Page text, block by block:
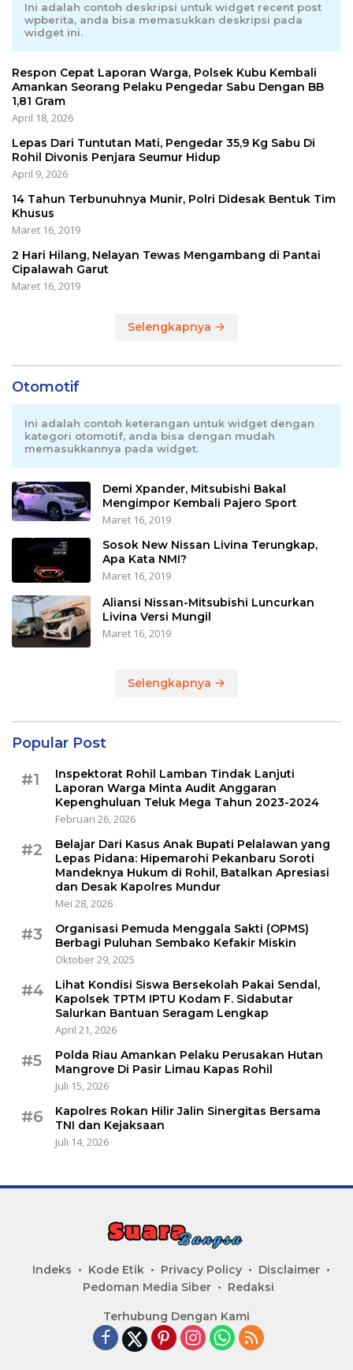
Ini adalah contoh deskripsi untuk widget recent post
wpberita, anda bisa memasukkan deskripsi pada
widget ini.
Respon Cepat Laporan Warga, Polsek Kubu Kembali
Amankan Seorang Pelaku Pengedar Sabu Dengan BB
1,81 Gram
April 18, 2026
Lepas Dari Tuntutan Mati, Pengedar 35,9 Kg Sabu Di
Rohil Divonis Penjara Seumur Hidup
April 9, 2026
14 Tahun Terbunuhnya Munir, Polri Didesak Bentuk Tim
Khusus
Maret 16, 2019
2 Hari Hilang, Nelayan Tewas Mengambang di Pantai
Cipalawah Garut
Maret 16, 2019
Selengkapnya
Otomotif
Ini adalah contoh keterangan untuk widget dengan
kategori otomotif, anda bisa dengan mudah
memasukkannya pada widget.
Demi Xpander, Mitsubishi Bakal
Mengimpor Kembali Pajero Sport
Maret 16, 2019
Sosok New Nissan Livina Terungkap,
Apa Kata NMI?
Maret 16, 2019
Aliansi Nissan-Mitsubishi Luncurkan
Livina Versi Mungil
Maret 16, 2019
Selengkapnya
Popular Post
#1
Inspektorat Rohil Lamban Tindak Lanjuti
Laporan Warga Minta Audit Anggaran
Kepenghuluan Teluk Mega Tahun 2023-2024
Februari 26, 2026
#2
Belajar Dari Kasus Anak Bupati Pelalawan yang
Lepas Pidana: Hipemarohi Pekanbaru Soroti
Mandeknya Hukum di Rohil, Batalkan Apresiasi
dan Desak Kapolres Mundur
Mei 28, 2026
#3
Organisasi Pemuda Menggala Sakti (OPMS)
Berbagi Puluhan Sembako Kefakir Miskin
Oktober 29, 2025
#4
Lihat Kondisi Siswa Bersekolah Pakai Sendal,
Kapolsek TPTM IPTU Kodam F. Sidabutar
Salurkan Bantuan Seragam Lengkap
April 21, 2026
#5
Polda Riau Amankan Pelaku Perusakan Hutan
Mangrove Di Pasir Limau Kapas Rohil
Juli 15, 2026
#6
Kapolres Rokan Hilir Jalin Sinergitas Bersama
TNI dan Kejaksaan
Juli 14, 2026
Indeks Kode Etik Privacy Policy
Disclaimer
Pedoman Media Siber
Redaksi
Terhubung Dengan Kami